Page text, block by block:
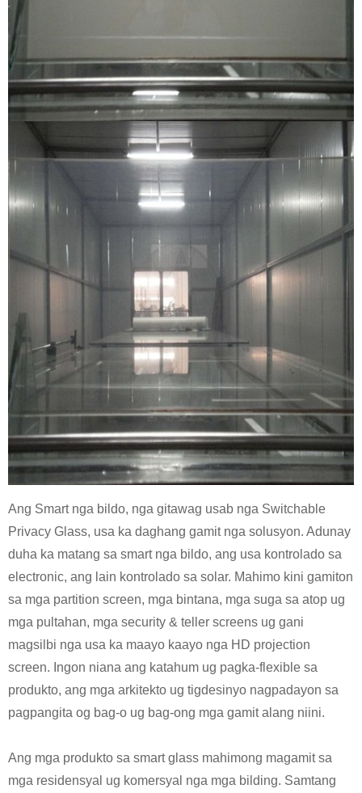
Ang Smart nga bildo, nga gitawag usab nga Switchable
Privacy Glass, usa ka daghang gamit nga solusyon. Adunay
duha ka matang sa smart nga bildo, ang usa kontrolado sa
electronic, ang lain kontrolado sa solar. Mahimo kini gamiton
sa mga partition screen, mga bintana, mga suga sa atop ug
mga pultahan, mga security & teller screens ug gani
magsilbi nga usa ka maayo kaayo nga HD projection
screen. Ingon niana ang katahum ug pagka-flexible sa
produkto, ang mga arkitekto ug tigdesinyo nagpadayon sa
pagpangita og bag-o ug bag-ong mga gamit alang niini.
Ang mga produkto sa smart glass mahimong magamit sa
mga residensyal ug komersyal nga mga bilding. Samtang